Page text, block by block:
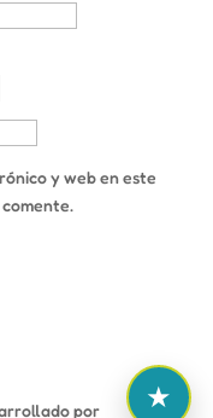
y web en este
por